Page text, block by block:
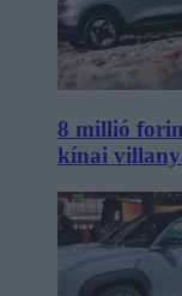
8 millió
kínai